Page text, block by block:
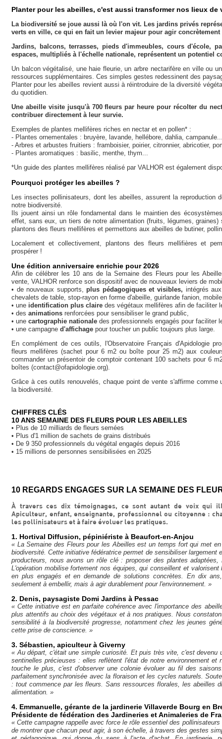
Planter pour les abeilles, c'est aussi transformer nos lieux de
La biodiversité se joue aussi là où l'on vit. Les jardins privés
verts en ville, ce qui en fait un levier majeur pour agir
Jardins, balcons, terrasses, pieds d'immeubles, cours d'école,
espaces, multipliés à l'échelle nationale, représentent un potentiel
Un balcon végétalisé, une haie fleurie, un arbre nectarifère en ville ou
ressources supplémentaires. Ces simples gestes redessinent des
Planter pour les abeilles revient aussi à réintroduire de la diversité
du quotidien.
Une abeille visite jusqu'à 700 fleurs par heure pour récolter du
contribuer directement à leur survie.
Exemples de plantes mellifères riches en nectar et en pollen* :
- Plantes ornementales : bruyère, lavande, hellébore, dahlia,
- Arbres et arbustes fruitiers : framboisier, poirier, citronnier, abricotier,
- Plantes aromatiques : basilic, menthe, thym...
*Un guide des plantes mellifères réalisé par VALHOR est également
Pourquoi protéger les abeilles ?
Les insectes pollinisateurs, dont les abeilles, assurent la reproduction
notre biodiversité.
Ils jouent ainsi un rôle fondamental dans le maintien des
effet, sans eux, un tiers de notre alimentation (fruits, légumes,
plantons des fleurs mellifères et permettons aux abeilles de butiner,
Localement et collectivement, plantons des fleurs mellifières et
prospérer !
Une édition anniversaire enrichie pour 2026
Afin de célébrer les 10 ans de la Semaine des Fleurs pour les
vente, VALHOR renforce son dispositif avec de nouveaux leviers de
• de nouveaux supports,plus pédagogiques et visibles, intégrés
chevalets de table, stop-rayon en forme d'abeille, guirlande fanion,
• une identification plus claire des végétaux mellifères afin de faciliter
• des animations renforcées pour sensibiliser le grand public,
• une cartographie nationale des professionnels engagés pour faciliter
• une campagne d'affichage pour toucher un public toujours plus large.
En complément de ces outils, l'Observatoire Français d'Apidologie
fleurs mellifères (sachet pour 6 m2 ou boîte pour 25 m2) aux
commander un présentoir de comptoir contenant 100 sachets pour 6
boîtes (contact@ofapidologie.org).
Grâce à ces outils renouvelés, chaque point de vente s'affirme comme
la biodiversité.
CHIFFRES CLÉS
10 ANS SEMAINE DES FLEURS POUR LES ABEILLES
• Plus de 10 milliards de fleurs semées
• Plus d'1 million de sachets de grains distribués
• De 9 350 professionnels du végétal engagés depuis 2016
• 15 millions de personnes sensibilisées en 2025
10 REGARDS ENGAGES SUR LA SEMAINE DES
À travers ces dix témoignages, ce sont autant de voix qui
Apiculteur, enfant, enseignante, professionnel ou citoyenne :
les pollinisateurs et à faire évoluer les pratiques.
1. Hortival Diffusion, pépiniériste à Beaufort-en-Anjou
« La Semaine des Fleurs pour les Abeilles est un temps fort qui met
biodiversité. Cette initiative fédératrice permet de sensibiliser largement
producteurs, nous avons un rôle clé : proposer des plantes
L'opération mobilise fortement nos équipes, qui conseillent et
en plus engagés et en demande de solutions concrètes. En dix
seulement à embellir, mais à agir durablement pour l'environnement. »
2. Denis, paysagiste Domi Jardins à Pessac
« Cette initiative est en parfaite cohérence avec l'importance des
plus attentifs au choix des végétaux et à nos pratiques. Nous
sensibilité à la biodiversité progresse, notamment chez les jeunes
cette prise de conscience. »
3. Sébastien, apiculteur à Giverny
« Au départ, c'était une simple curiosité. Et puis très vite, c'est devenu
sentinelles précieuses : elles reflètent l'état de notre environnement
touche le plus, c'est d'observer une colonie évoluer au fil des
parfaitement synchronisée avec la floraison et les cycles naturels.
: tout commence par les fleurs. Sans ressources florales, les abeilles
alimentation. »
4. Emmanuelle, gérante de la jardinerie Villaverde Bourg en
Présidente de fédération des Jardineries et Animaleries de
« Cette campagne rappelle avec force le rôle essentiel des
de montrer que chacun peut agir, à son échelle, à travers des gestes